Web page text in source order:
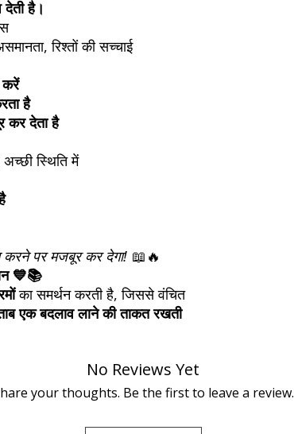
है।
रिश्तों की सच्चाई
करें
है
कर देता है
स्थिति में
पर मजबूर कर देगा! 📖🔥
💙📚
का समर्थन करती है, जिससे वंचित
एक बदलाव लाने की ताकत रखती
No Reviews Yet
your thoughts. Be the first to leave a review.